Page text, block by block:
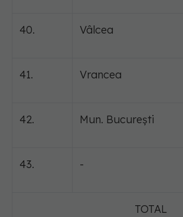
40. Vâlcea
41. Vrancea
42. Mun. București
43. -
TOTAL